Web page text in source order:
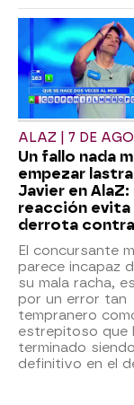
ALAZ | 7 DE
Un fallo nada
empezar
Javier en AlaZ:
reacción
derrota contra
El concursante
parece incapaz
su mala racha,
por un error tan
tempranero
estrepitoso que
terminado siendo
definitivo en el